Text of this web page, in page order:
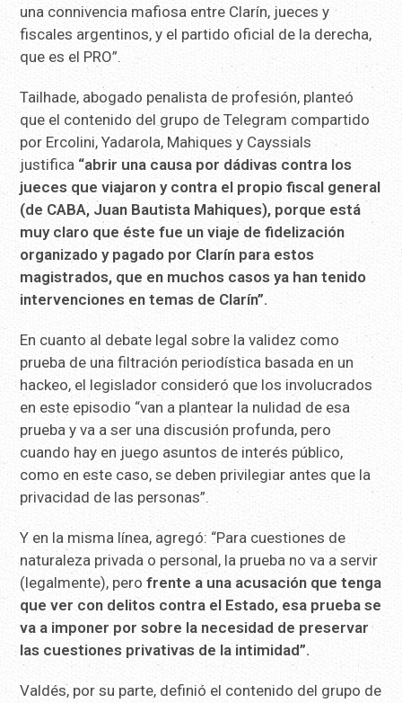
una connivencia mafiosa entre Clarín, jueces y
fiscales argentinos, y el partido oficial de la derecha,
que es el PRO”.
Tailhade, abogado penalista de profesión, planteó
que el contenido del grupo de Telegram compartido
por Ercolini, Yadarola, Mahiques y Cayssials
justifica “abrir una causa por dádivas contra los
jueces que viajaron y contra el propio fiscal general
(de CABA, Juan Bautista Mahiques), porque está
muy claro que éste fue un viaje de fidelización
organizado y pagado por Clarín para estos
magistrados, que en muchos casos ya han tenido
intervenciones en temas de Clarín”.
En cuanto al debate legal sobre la validez como
prueba de una filtración periodística basada en un
hackeo, el legislador consideró que los involucrados
en este episodio “van a plantear la nulidad de esa
prueba y va a ser una discusión profunda, pero
cuando hay en juego asuntos de interés público,
como en este caso, se deben privilegiar antes que la
privacidad de las personas”.
Y en la misma línea, agregó: “Para cuestiones de
naturaleza privada o personal, la prueba no va a servir
(legalmente), perofrente a una acusación que tenga
que ver con delitos contra el Estado, esa prueba se
va a imponer por sobre la necesidad de preservar
las cuestiones privativas de la intimidad”.
Valdés, por su parte, definió el contenido del grupo de